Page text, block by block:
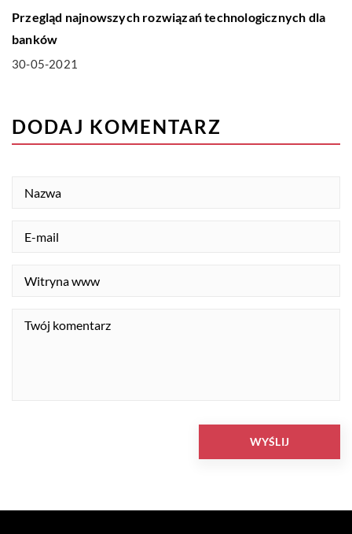
Przegląd najnowszych rozwiązań technologicznych dla
banków
30-05-2021
DODAJ KOMENTARZ